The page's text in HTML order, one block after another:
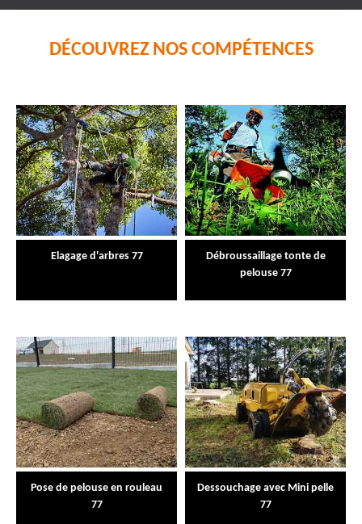
DÉCOUVREZ NOS COMPÉTENCES
Elagage d'arbres 77
Débroussaillage tonte de
pelouse 77
Pose de pelouse en rouleau
77
Dessouchage avec Mini pelle
77